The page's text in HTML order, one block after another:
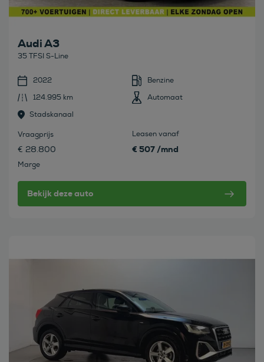
Audi A3
35 TFSI S-Line
2022
Benzine
124.995 km
Automaat
Stadskanaal
Vraagprijs
€ 28.800
Marge
Leasen vanaf
€ 507 /mnd
Bekijk deze auto